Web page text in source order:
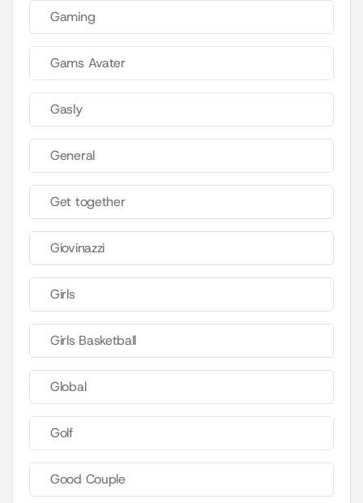
Gaming
Gams Avater
Gasly
General
Get together
Giovinazzi
Girls
Girls Basketball
Global
Golf
Good Couple